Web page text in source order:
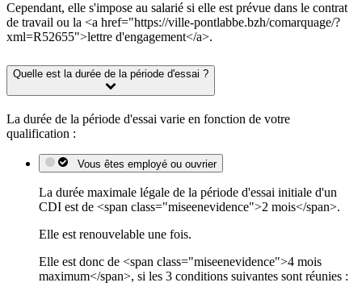
Cependant, elle s'impose au salarié si elle est prévue dans le contrat
de travail ou la <a href="https://ville-pontlabbe.bzh/comarquage/?
xml=R52655">lettre d'engagement</a>.
Quelle est la durée de la période d'essai ?
La durée de la période d'essai varie en fonction de votre
qualification :
Vous êtes employé ou ouvrier
La durée maximale légale de la période d'essai initiale d'un
CDI est de <span class="miseenevidence">2 mois</span>.
Elle est renouvelable une fois.
Elle est donc de <span class="miseenevidence">4 mois
maximum</span>, si les 3 conditions suivantes sont réunies :